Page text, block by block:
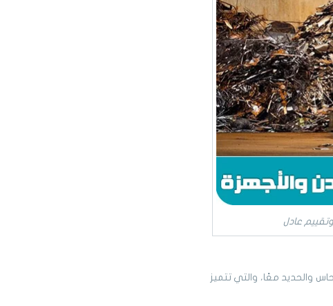
عادل
والحديد معًا، والتي تتميز